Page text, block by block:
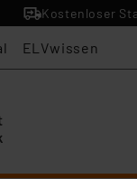
Kostenloser
ELVwissen